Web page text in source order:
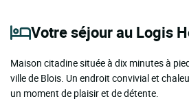
Votre séjour au Logis
Maison citadine située à dix minutes à
ville de Blois. Un endroit convivial et
un moment de plaisir et de détente.